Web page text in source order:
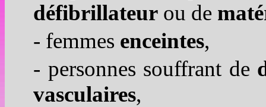
défibrillateur ou de
- femmes enceintes,
- personnes souffrant de
vasculaires,